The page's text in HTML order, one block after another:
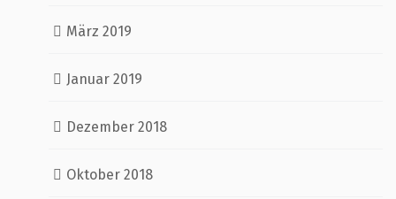
März 2019
Januar 2019
Dezember 2018
Oktober 2018